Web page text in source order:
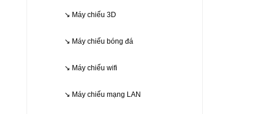
↘ Máy chiếu 3D
↘ Máy chiếu bóng đá
↘ Máy chiếu wifi
↘ Máy chiếu mạng LAN